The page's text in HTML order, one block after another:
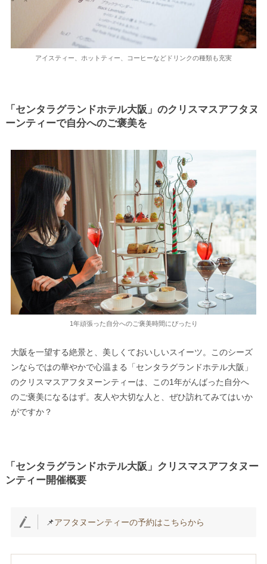
アイスティー、ホットティー、コーヒーなどドリンクの種類も充実
「センタラグランドホテル大阪」のクリスマスアフタヌ
ーンティーで自分へのご褒美を
1年頑張った自分へのご褒美時間にぴったり
大阪を一望する絶景と、美しくておいしいスイーツ。このシーズ
ンならではの華やかで心温まる「センタラグランドホテル大阪」
のクリスマスアフタヌーンティーは、この1年がんばった自分へ
のご褒美になるはず。友人や大切な人と、ぜひ訪れてみてはいか
がですか？
「センタラグランドホテル大阪」クリスマスアフタヌー
ンティー開催概要
📌アフタヌーンティーの予約はこちらから